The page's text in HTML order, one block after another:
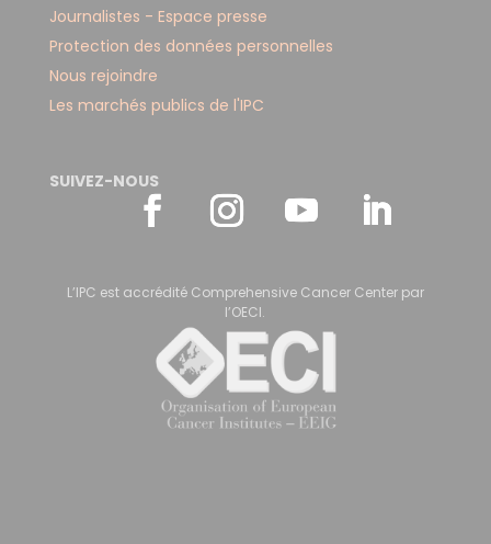
Journalistes - Espace presse
Protection des données personnelles
Nous rejoindre
Les marchés publics de l'IPC
SUIVEZ-NOUS
L’IPC est accrédité Comprehensive Cancer Center par
l’OECI.